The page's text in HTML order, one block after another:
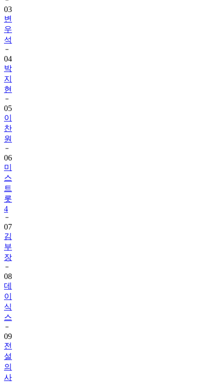
03
변
우
석
04
박
지
현
05
이
찬
원
06
미
스
트
롯
4
07
김
부
장
08
데
이
식
스
09
전
설
의
사